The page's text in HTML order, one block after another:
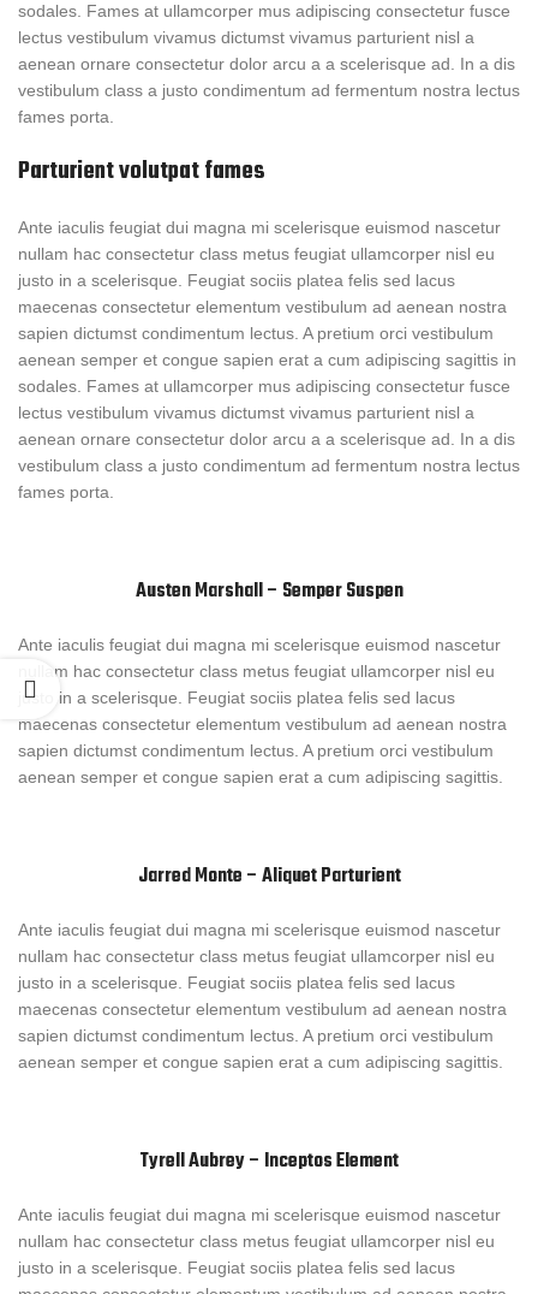
sodales. Fames at ullamcorper mus adipiscing consectetur fusce
lectus vestibulum vivamus dictumst vivamus parturient nisl a
aenean ornare consectetur dolor arcu a a scelerisque ad. In a dis
vestibulum class a justo condimentum ad fermentum nostra lectus
fames porta.
Parturient volutpat fames
Ante iaculis feugiat dui magna mi scelerisque euismod nascetur
nullam hac consectetur class metus feugiat ullamcorper nisl eu
justo in a scelerisque. Feugiat sociis platea felis sed lacus
maecenas consectetur elementum vestibulum ad aenean nostra
sapien dictumst condimentum lectus. A pretium orci vestibulum
aenean semper et congue sapien erat a cum adipiscing sagittis in
sodales. Fames at ullamcorper mus adipiscing consectetur fusce
lectus vestibulum vivamus dictumst vivamus parturient nisl a
aenean ornare consectetur dolor arcu a a scelerisque ad. In a dis
vestibulum class a justo condimentum ad fermentum nostra lectus
fames porta.
Austen Marshall – Semper Suspen
Ante iaculis feugiat dui magna mi scelerisque euismod nascetur
nullam hac consectetur class metus feugiat ullamcorper nisl eu
justo in a scelerisque. Feugiat sociis platea felis sed lacus
maecenas consectetur elementum vestibulum ad aenean nostra
sapien dictumst condimentum lectus. A pretium orci vestibulum
aenean semper et congue sapien erat a cum adipiscing sagittis.
Jarred Monte – Aliquet Parturient
Ante iaculis feugiat dui magna mi scelerisque euismod nascetur
nullam hac consectetur class metus feugiat ullamcorper nisl eu
justo in a scelerisque. Feugiat sociis platea felis sed lacus
maecenas consectetur elementum vestibulum ad aenean nostra
sapien dictumst condimentum lectus. A pretium orci vestibulum
aenean semper et congue sapien erat a cum adipiscing sagittis.
Tyrell Aubrey – Inceptos Element
Ante iaculis feugiat dui magna mi scelerisque euismod nascetur
nullam hac consectetur class metus feugiat ullamcorper nisl eu
justo in a scelerisque. Feugiat sociis platea felis sed lacus